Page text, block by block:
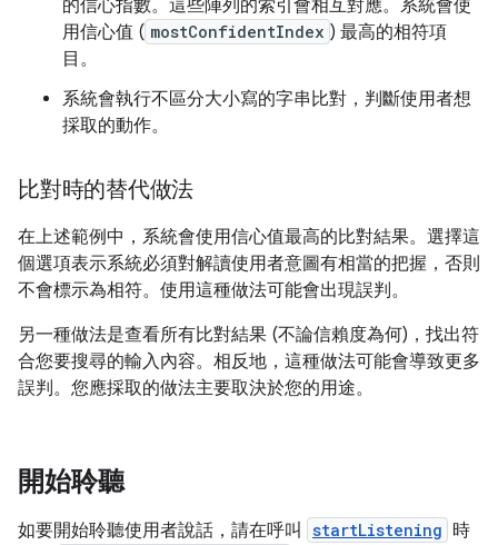
的信心指數。這些陣列的索引會相互對應。系統會使
用信心值 ( mostConfidentIndex ) 最高的相符項
目。
系統會執行不區分大小寫的字串比對，判斷使用者想
採取的動作。
比對時的替代做法
在上述範例中，系統會使用信心值最高的比對結果。選擇這
個選項表示系統必須對解讀使用者意圖有相當的把握，否則
不會標示為相符。使用這種做法可能會出現誤判。
另一種做法是查看所有比對結果 (不論信賴度為何)，找出符
合您要搜尋的輸入內容。相反地，這種做法可能會導致更多
誤判。您應採取的做法主要取決於您的用途。
開始聆聽
如要開始聆聽使用者說話，請在呼叫 startListening 時